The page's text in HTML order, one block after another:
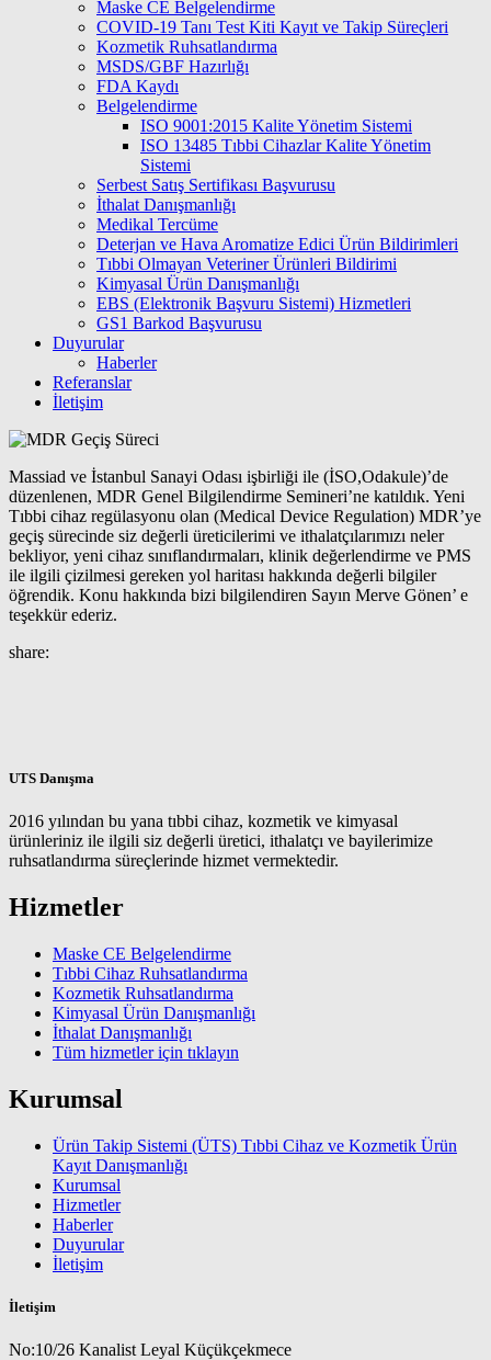
Maske CE Belgelendirme
COVID-19 Tanı Test Kiti Kayıt ve Takip Süreçleri
Kozmetik Ruhsatlandırma
MSDS/GBF Hazırlığı
FDA Kaydı
Belgelendirme
ISO 9001:2015 Kalite Yönetim Sistemi
ISО 13485 Tıbbi Cihazlar Kalite Yönetim
Sistemi
Serbest Satış Sertifikası Başvurusu
İthalat Danışmanlığı
Medikal Tercüme
Deterjan ve Hava Aromatize Edici Ürün Bildirimleri
Tıbbi Olmayan Veteriner Ürünleri Bildirimi
Kimyasal Ürün Danışmanlığı
EBS (Elektronik Başvuru Sistemi) Hizmetleri
GS1 Barkod Başvurusu
Duyurular
Haberler
Referanslar
İletişim
Massiad ve İstanbul Sanayi Odası işbirliği ile (İSO,Odakule)’de
düzenlenen, MDR Genel Bilgilendirme Semineri’ne katıldık. Yeni
Tıbbi cihaz regülasyonu olan (Medical Device Regulation) MDR’ye
geçiş sürecinde siz değerli üreticilerimi ve ithalatçılarımızı neler
bekliyor, yeni cihaz sınıflandırmaları, klinik değerlendirme ve PMS
ile ilgili çizilmesi gereken yol haritası hakkında değerli bilgiler
öğrendik. Konu hakkında bizi bilgilendiren Sayın Merve Gönen’ e
teşekkür ederiz.
share:
UTS Danışma
2016 yılından bu yana tıbbi cihaz, kozmetik ve kimyasal
ürünleriniz ile ilgili siz değerli üretici, ithalatçı ve bayilerimize
ruhsatlandırma süreçlerinde hizmet vermektedir.
Hizmetler
Maske CE Belgelendirme
Tıbbi Cihaz Ruhsatlandırma
Kozmetik Ruhsatlandırma
Kimyasal Ürün Danışmanlığı
İthalat Danışmanlığı
Tüm hizmetler için tıklayın
Kurumsal
Ürün Takip Sistemi (ÜTS) Tıbbi Cihaz ve Kozmetik Ürün
Kayıt Danışmanlığı
Kurumsal
Hizmetler
Haberler
Duyurular
İletişim
İletişim
No:10/26 Kanalist Leyal Küçükçekmece